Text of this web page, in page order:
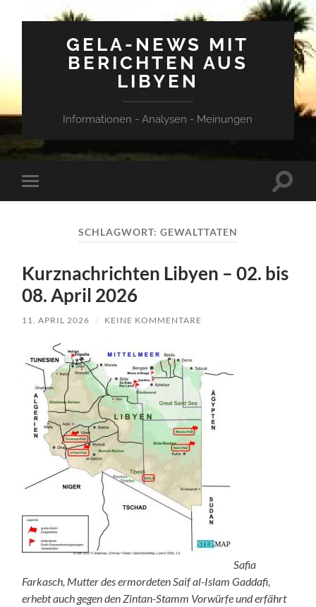
GELA-NEWS MIT
BERICHTEN AUS
LIBYEN
Informationen - Analysen - Meinungen
Mobile-
Menü
SCHLAGWORT: GEWALTTATEN
Kurznachrichten Libyen – 02. bis
08. April 2026
11. APRIL 2026 / KEINE KOMMENTARE
Safia
Farkasch, Mutter des ermordeten Saif al-Islam Gaddafi,
erhebt auch gegen den Zintan-Stamm Vorwürfe und erfährt